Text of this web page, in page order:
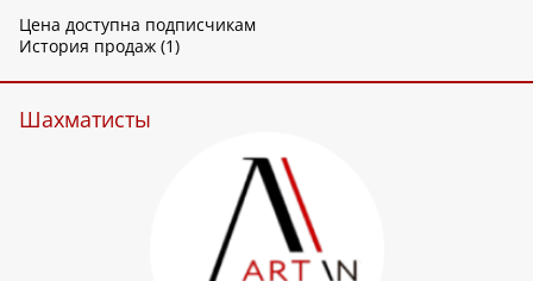
Цена доступна подписчикам
История продаж (1)
Шахматисты